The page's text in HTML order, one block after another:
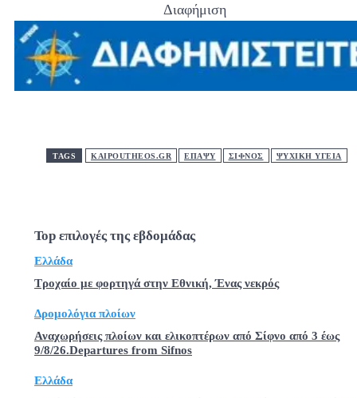
Διαφήμιση
TAGS KAIPOUTHEOS.GR ΕΠΑΨΥ ΣΙΦΝΟΣ ΨΥΧΙΚΗ ΥΓΕΙΑ
Top επιλογές της εβδομάδας
Ελλάδα
Τροχαίο με φορτηγά στην Εθνική, Ένας νεκρός
Δρομολόγια πλοίων
Αναχωρήσεις πλοίων και ελικοπτέρων από Σίφνο από 3 έως
9/8/26.Departures from Sifnos
Ελλάδα